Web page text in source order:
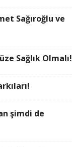
Sağıroğlu ve
Sağlık Olmalı!
şimdi de